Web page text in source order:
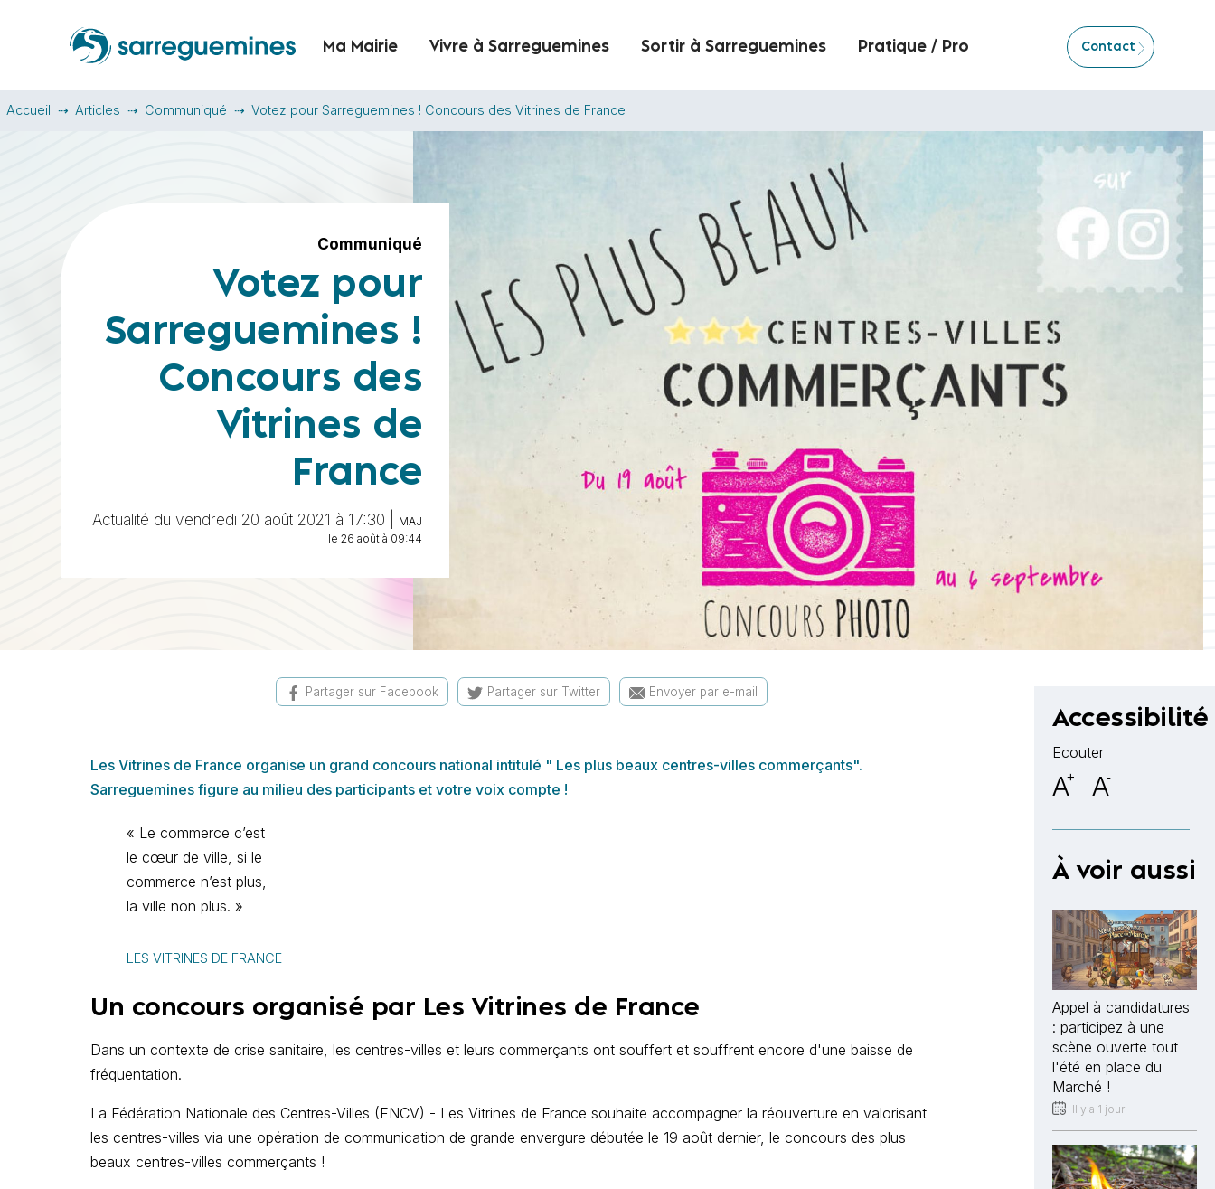
Ma Mairie Vivre à Sarreguemines Sortir à Sarreguemines Pratique / Pro Contact
Accueil Articles Communiqué Votez pour Sarreguemines ! Concours des Vitrines de France
Communiqué
Votez pour
Sarreguemines !
Concours des
Vitrines de
France
Actualité du vendredi 20 août 2021 à 17:30 |
MAJ
le 26 août à 09:44
Partager sur Facebook Partager sur Twitter Envoyer par e-mail
Les Vitrines de France organise un grand concours national intitulé " Les plus beaux centres-villes commerçants".
Sarreguemines figure au milieu des participants et votre voix compte !
« Le commerce c’est
le cœur de ville, si le
commerce n’est plus,
la ville non plus. »
LES VITRINES DE FRANCE
Un concours organisé par Les Vitrines de France
Dans un contexte de crise sanitaire, les centres-villes et leurs commerçants ont souffert et souffrent encore d'une baisse de
fréquentation.
La Fédération Nationale des Centres-Villes (FNCV) - Les Vitrines de France souhaite accompagner la réouverture en valorisant
les centres-villes via une opération de communication de grande envergure débutée le 19 août dernier, le concours des plus
beaux centres-villes commerçants !
Accessibilité
Ecouter
A+ A-
À voir aussi
Appel à candidatures
: participez à une
scène ouverte tout
l'été en place du
Marché !
Il y a 1 jour